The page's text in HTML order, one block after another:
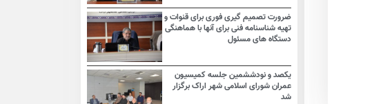
ضرورت تصمیم گیری فوری برای قنوات و
تهیه شناسنامه فنی برای آنها با هماهنگی
دستگاه های مسئول
یکصد و نودششمین جلسه کمیسیون
عمران شورای اسلامی شهر اراک برگزار
شد